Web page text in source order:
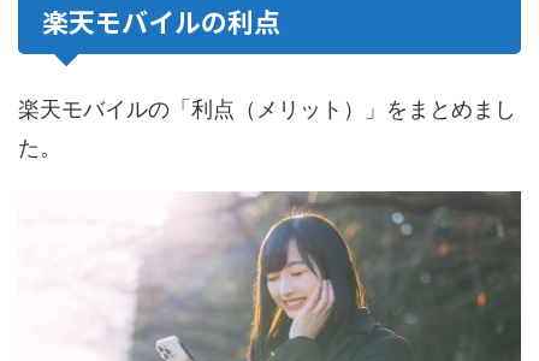
楽天モバイルの利点
楽天モバイルの「利点（メリット）」をまとめまし
た。